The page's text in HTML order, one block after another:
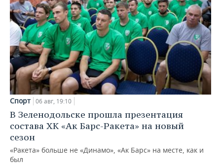
Спорт 06 авг, 19:10
В Зеленодольске прошла презентация
состава ХК «Ак Барс-Ракета» на новый
сезон
«Ракета» больше не «Динамо», «Ак Барс» на месте, как и
был